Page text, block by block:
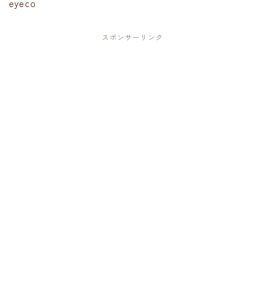
eyeco
スポンサーリンク